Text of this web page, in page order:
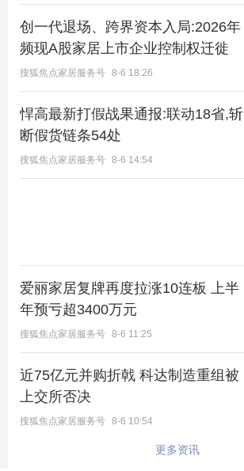
创一代退场、跨界资本入局:2026年
频现A股家居上市企业控制权迁徙
搜狐焦点家居服务号 8-6 18:26
悍高最新打假战果通报:联动18省,斩
断假货链条54处
搜狐焦点家居服务号 8-6 14:54
爱丽家居复牌再度拉涨10连板 上半
年预亏超3400万元
搜狐焦点家居服务号 8-6 11:25
近75亿元并购折戟 科达制造重组被
上交所否决
搜狐焦点家居服务号 8-6 10:54
更多资讯